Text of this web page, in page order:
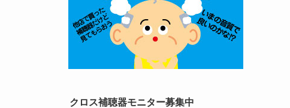
クロス補聴器モニター募集中